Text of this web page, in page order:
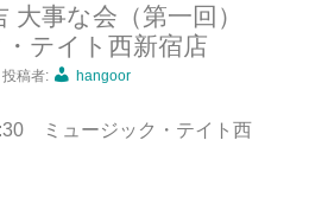
大事な会（第一回）
テイト西新宿店
投稿者: hangoor
ミュージック・テイト西